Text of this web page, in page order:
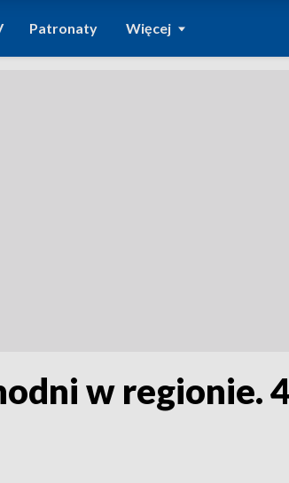
Patronaty Więcej
w regionie.